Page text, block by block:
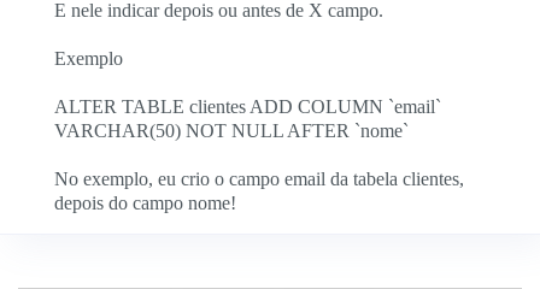
E nele indicar depois ou antes de X campo.
Exemplo
ALTER TABLE clientes ADD COLUMN `email`
VARCHAR(50) NOT NULL AFTER `nome`
No exemplo, eu crio o campo email da tabela clientes,
depois do campo nome!